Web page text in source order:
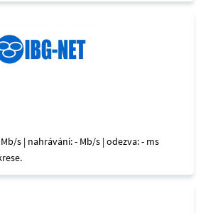
s | nahrávání: - Mb/s | odezva: - ms